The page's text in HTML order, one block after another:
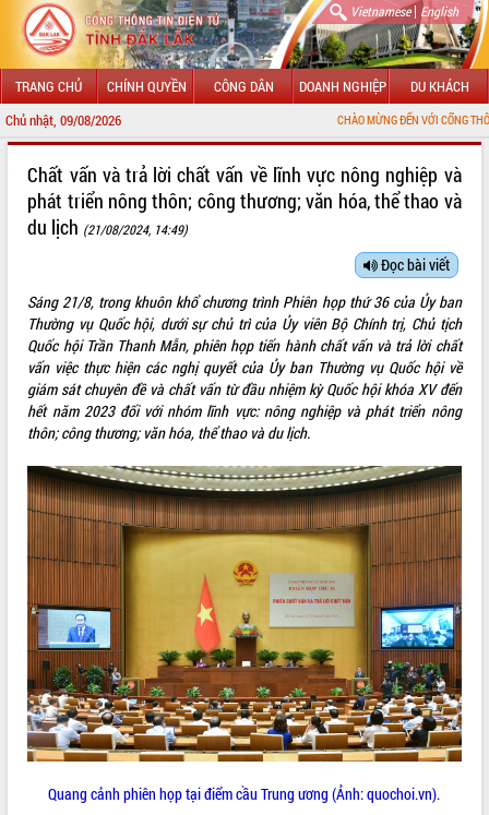
Vietnamese| English
TRANG CHỦ CHÍNH QUYỀN CÔNG DÂN DOANH NGHIỆP DU KHÁCH
Chủ nhật, 09/08/2026 CHÀO MỪNG ĐẾN VỚI CỔNG THÔNG TIN ĐIỆN TỬ
LÃNH ĐẠO UBND TỈNH
SỞ, BAN, NGÀNH
UBND CÁC XÃ, PHƯỜNG
THÔNG TIN CHỈ ĐẠO ĐIỀU HÀNH
HỆ THỐNG VĂN BẢN
VĂN BẢN HĐND TỈNH
ĐIỂM TIN VĂN BẢN
QUY HOẠCH - KẾ HOẠCH
Chất vấn và trả lời chất vấn về lĩnh vực nông nghiệp và
phát triển nông thôn; công thương; văn hóa, thể thao và
du lịch (21/08/2024, 14:49)
Đọc bài viết
Sáng 21/8, trong khuôn khổ chương trình Phiên họp thứ 36 của Ủy ban
Thường vụ Quốc hội, dưới sự chủ trì của Ủy viên Bộ Chính trị, Chủ tịch
Quốc hội Trần Thanh Mẫn, phiên họp tiến hành chất vấn và trả lời chất
vấn việc thực hiện các nghị quyết của Ủy ban Thường vụ Quốc hội về
giám sát chuyên đề và chất vấn từ đầu nhiệm kỳ Quốc hội khóa XV đến
hết năm 2023 đối với nhóm lĩnh vực: nông nghiệp và phát triển nông
thôn; công thương; văn hóa, thể thao và du lịch.
Quang cảnh phiên họp tại điểm cầu Trung ương (Ảnh: quochoi.vn).